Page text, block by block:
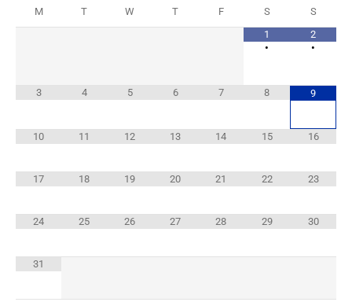
M T W T F S
S
1
•
2
•
3 4 5 6 7 8 9
10 11 12 13 14 15 16
17 18 19 20 21 22 23
24 25 26 27 28 29 30
31